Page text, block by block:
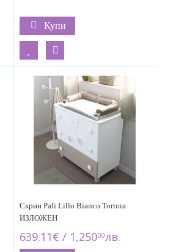
Купи
Скрин Pali Lillo Bianco Tortora
ИЗЛОЖЕН
639.11€ / 1,25000лв.